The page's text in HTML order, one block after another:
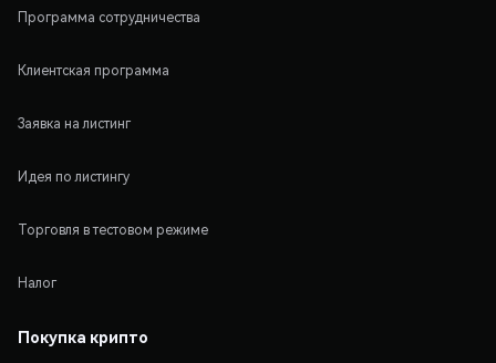
Программа сотрудничества
Клиентская программа
Заявка на листинг
Идея по листингу
Торговля в тестовом режиме
Налог
Покупка крипто